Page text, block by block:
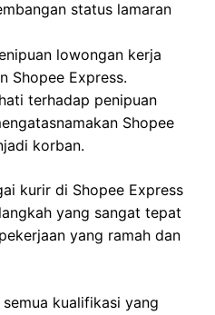
status lamaran
lowongan kerja
Shopee Express.
terhadap penipuan
Shopee
korban.
kurir di Shopee Express
yang sangat tepat
yang ramah dan
kualifikasi yang